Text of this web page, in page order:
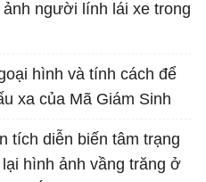
người lính lái xe trong
hình và tính cách để
xa của Mã Giám Sinh
tích diễn biến tâm trạng
hình ảnh vầng trăng ở